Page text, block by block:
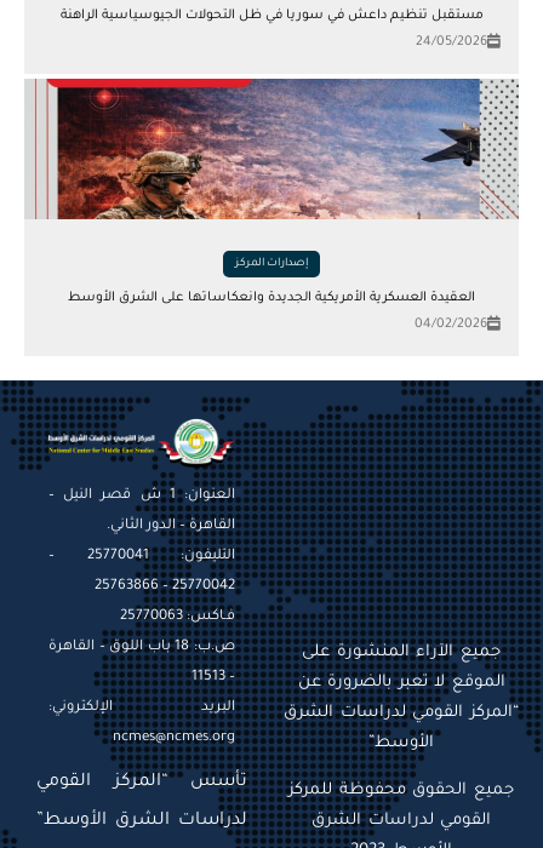
مستقبل تنظيم داعش في سوريا في ظل التحولات الجيوسياسية الراهنة
24/05/2026
إصدارات المركز
العقيدة العسكرية الأمريكية الجديدة وانعكاساتها على الشرق الأوسط
04/02/2026
العنوان: 1 ش قصر النيل –
القاهرة – الدور الثاني.
التليفون: 25770041 –
25770042 – 25763866
فـاكس: 25770063
ص.ب: 18 باب اللوق – القاهرة
– 11513
البريد الإلكتروني:
ncmes@ncmes.org
تأسس “المركز القومي
لدراسات الشرق الأوسط”
جميع الآراء المنشورة على
الموقع لا تعبر بالضرورة عن
“المركز القومي لدراسات الشرق
الأوسط”
جميع الحقوق محفوظة للمركز
القومي لدراسات الشرق